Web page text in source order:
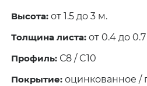
Высота: от 1.5 до 3 м.
Толщина листа: от 0.4 до
Профиль: С8 / C10
Покрытие: оцинкованное /